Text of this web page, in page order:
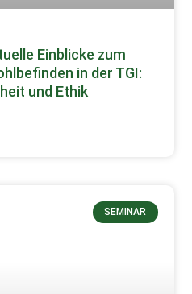
Einblicke zum
in der TGI:
und Ethik
SEMINAR